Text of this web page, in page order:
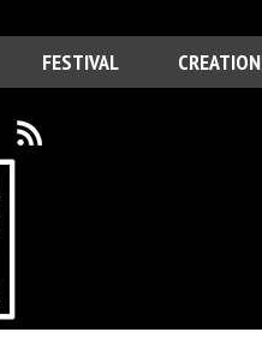
FESTIVAL CREATION